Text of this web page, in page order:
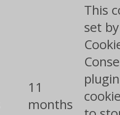
11
months
This
set